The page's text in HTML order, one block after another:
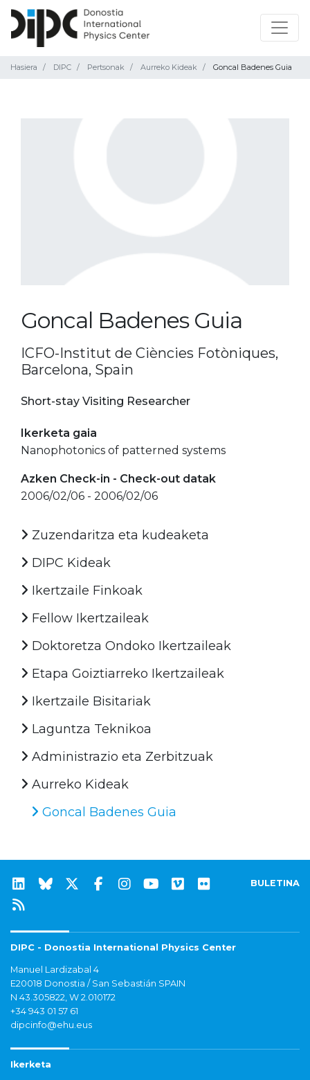
Hasiera DIPC Pertsonak Aurreko Kideak Goncal Badenes Guia
Goncal Badenes Guia
ICFO-Institut de Ciències Fotòniques,
Barcelona, Spain
Short-stay Visiting Researcher
Ikerketa gaia
Nanophotonics of patterned systems
Azken Check-in - Check-out datak
2006/02/06 - 2006/02/06
Zuzendaritza eta kudeaketa
DIPC Kideak
Ikertzaile Finkoak
Fellow Ikertzaileak
Doktoretza Ondoko Ikertzaileak
Etapa Goiztiarreko Ikertzaileak
Ikertzaile Bisitariak
Laguntza Teknikoa
Administrazio eta Zerbitzuak
Aurreko Kideak
Goncal Badenes Guia
BULETINA
DIPC - Donostia International Physics Center
Manuel Lardizabal 4
E20018 Donostia / San Sebastián SPAIN
N 43.305822, W 2.010172
+34 943 01 57 61
dipcinfo@ehu.eus
Ikerketa